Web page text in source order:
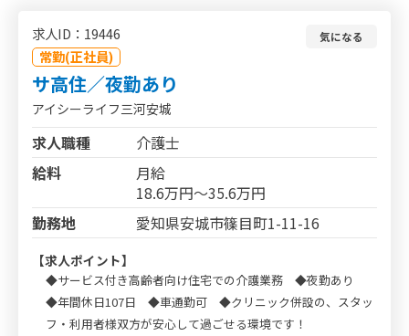
求人ID：19446
常勤(正社員)
気になる
サ高住／夜勤あり
アイシーライフ三河安城
求人職種
介護士
給料
月給
18.6万円～35.6万円
勤務地
愛知県安城市篠目町1-11-16
【求人ポイント】
◆サービス付き高齢者向け住宅での介護業務 ◆夜勤あり
◆年間休日107日 ◆車通勤可 ◆クリニック併設の、スタッ
フ・利用者様双方が安心して過ごせる環境です！